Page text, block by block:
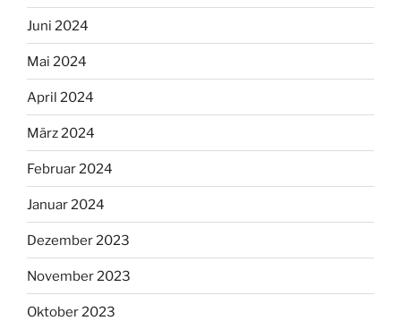
Juni 2024
Mai 2024
April 2024
März 2024
Februar 2024
Januar 2024
Dezember 2023
November 2023
Oktober 2023